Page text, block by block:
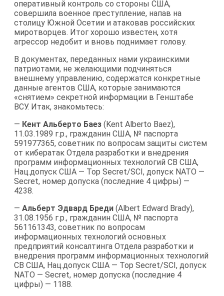
оперативный контроль со стороны США,
совершила военное преступление, напав на
столицу Южной Осетии и атаковав российских
миротворцев. Итог хорошо известен, хотя
агрессор недобит и вновь поднимает голову.
В документах, переданных нами украинскими
патриотами, не желающими подчиняться
внешнему управлению, содержатся конкретные
данные агентов США, которые занимаются
«снятием» секретной информации в Генштабе
ВСУ. Итак, знакомьтесь:
— Кент Альберто Баез (Kent Alberto Baez),
11.03.1989 г.р., гражданин США, № паспорта
591977365, советник по вопросам защиты систем
от кибератак Отдела разработки и внедрения
программ информационных технологий СВ США,
Нац.допуск США — Top Secret/SCI, допуск NATO —
Secret, номер допуска (последние 4 цифры) —
4238.
— Альберт Эдвард Бреди (Albert Edward Brady),
31.08.1956 г.р., гражданин США, № паспорта
561161343, советник по вопросам
информационных технологий основных
предприятий консалтинга Отдела разработки и
внедрения программ информационных технологий
СВ США, Нац.допуск США — Top Secret/SCI, допуск
NATO — Secret, номер допуска (последние 4
цифры) — 1188.